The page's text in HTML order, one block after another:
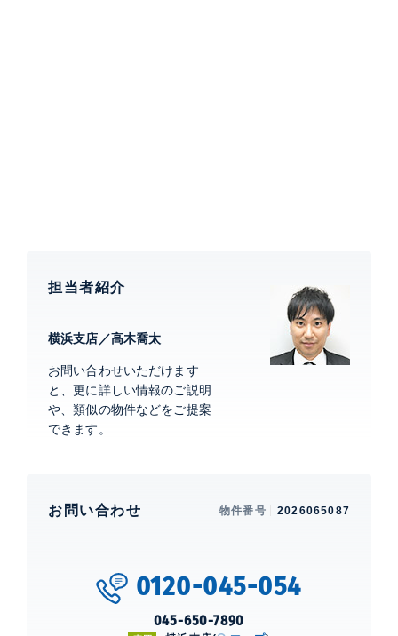
を楽しむこともできます。
特徴
角部屋、 眺望良好、 オーシャンビュー、 バ
部屋設備
バストイレ別、 洗面所独立、 IHクッキング
ヒーター、 コンロ3口、 システムキッチ
免震構造、 エレベーター、 宅配ボックス、 フロントサ
有人管理、 バーベキューコーナー有。みなとみらい21
熱供給㈱地域冷暖房システム。
担当者紹介
横浜支店／高木喬太
お問い合わせいただけます
と、更に詳しい情報のご説明
や、類似の物件などをご提案
できます。
お問い合わせ 物件番号 2026065087
0120-045-054
045-650-7890